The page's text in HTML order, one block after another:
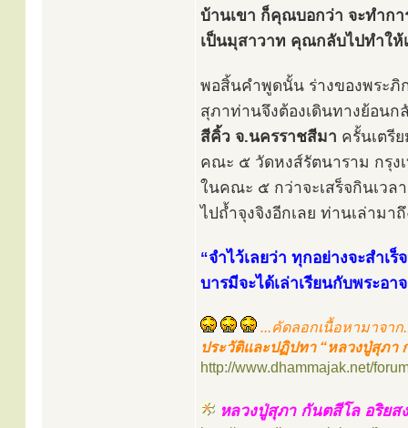
บ้านเขา ก็คุณบอกว่า จะทำก
เป็นมุสาวาท คุณกลับไปทำให้
พอสิ้นคำพูดนั้น ร่างของพระภิ
สุภาท่านจึงต้องเดินทางย้อน
สีคิ้ว จ.นครราชสีมา ครั้นเตรี
คณะ ๕ วัดหงส์รัตนาราม กรุ
ในคณะ ๕ กว่าจะเสร็จกินเว
ไปถ้ำจุงจิงอีกเลย ท่านเล่าม
“จำไว้เลยว่า ทุกอย่างจะสำ
บารมีจะได้เล่าเรียนกับพระอ
...คัดลอกเนื้อหามาจาก
ประวัติและปฏิปทา “หลวงปู่สุภา
http://www.dhammajak.net/
หลวงปู่สุภา กันตสีโล อริย